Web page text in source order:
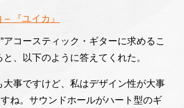
『ユイカ』
アコースティック・ギターに求めるこ
と、以下のように答えてくれた。
事ですけど、私はデザイン性が大事
ね。サウンドホールがハート型のギ